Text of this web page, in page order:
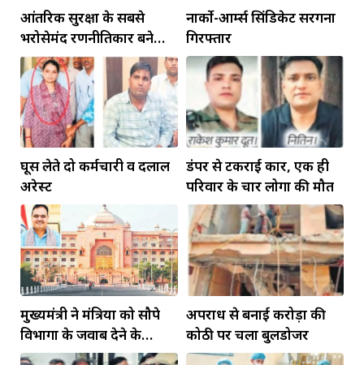
आंतरिक सुरक्षा के सबसे
भरोसेमंद रणनीतिकार बने
रहेंगे गोविंद मोहन
नार्को-आर्म्स सिंडिकेट सरगना
गिरफ्तार
घूस लेते दो कर्मचारी व दलाल
अरेस्ट
डंपर से टकराई कार, एक ही
परिवार के चार लोगों की मौत
मुख्यमंत्री ने मंत्रियों को सौपे
विभागों के जवाब देने के
दायित्व
अपराध से बनाई करोड़ों की
कोठी पर चला बुलडोजर